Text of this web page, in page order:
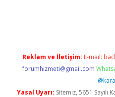
Reklam ve İletişim: E-mail:
forumhizmeti@gmail.com
Yasal Uyarı: Sitemiz, 5651 Sayılı